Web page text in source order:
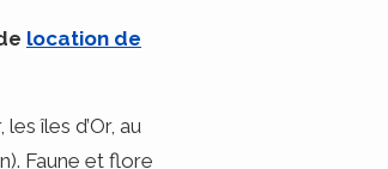
location de
îles d’Or, au
Faune et flore